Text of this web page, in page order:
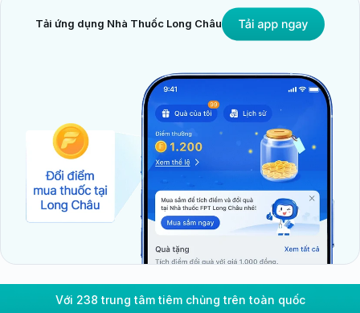
Tải ứng dụng Nhà Thuốc Long Châu
Với 238 trung tâm tiêm chủng trên toàn quốc